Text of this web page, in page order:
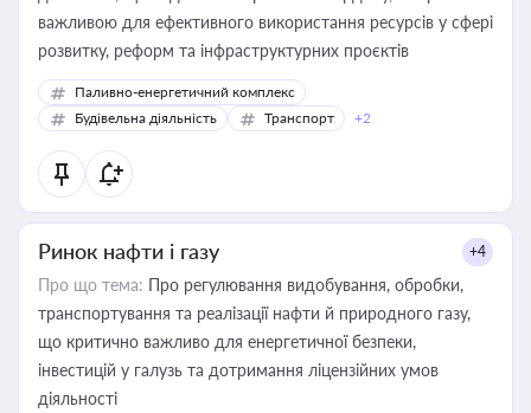
важливою для ефективного використання ресурсів у сфері
розвитку, реформ та інфраструктурних проєктів
Паливно-енергетичний комплекс
Будівельна діяльність
Транспорт +2
Ринок нафти і газу +4
Про що тема: Про регулювання видобування, обробки,
транспортування та реалізації нафти й природного газу,
що критично важливо для енергетичної безпеки,
інвестицій у галузь та дотримання ліцензійних умов
діяльності